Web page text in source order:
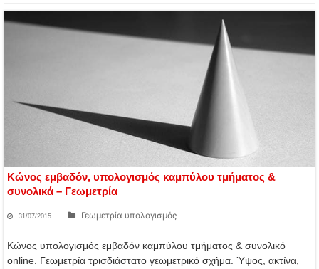
Κώνος εμβαδόν, υπολογισμός καμπύλου τμήματος &
συνολικά – Γεωμετρία
31/07/2015 Γεωμετρία υπολογισμός
Κώνος υπολογισμός εμβαδόν καμπύλου τμήματος & συνολικό
online. Γεωμετρία τρισδιάστατο γεωμετρικό σχήμα. Ύψος, ακτίνα,